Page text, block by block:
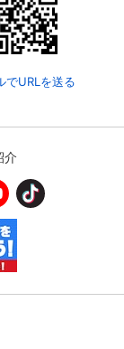
でURLを送る
介